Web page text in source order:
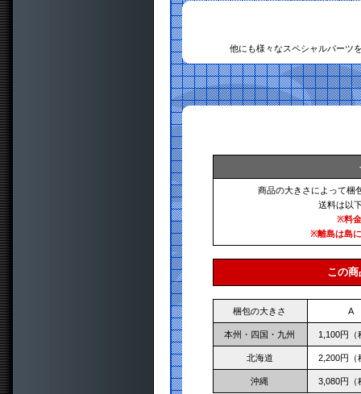
他にも様々なスペシャルパーツ
商品の大きさによって梱
送料は以
※料
※離島は島
この
梱包の大きさ A
本州・四国・九州 1,100円（
北海道 2,200円（
沖縄 3,080円（